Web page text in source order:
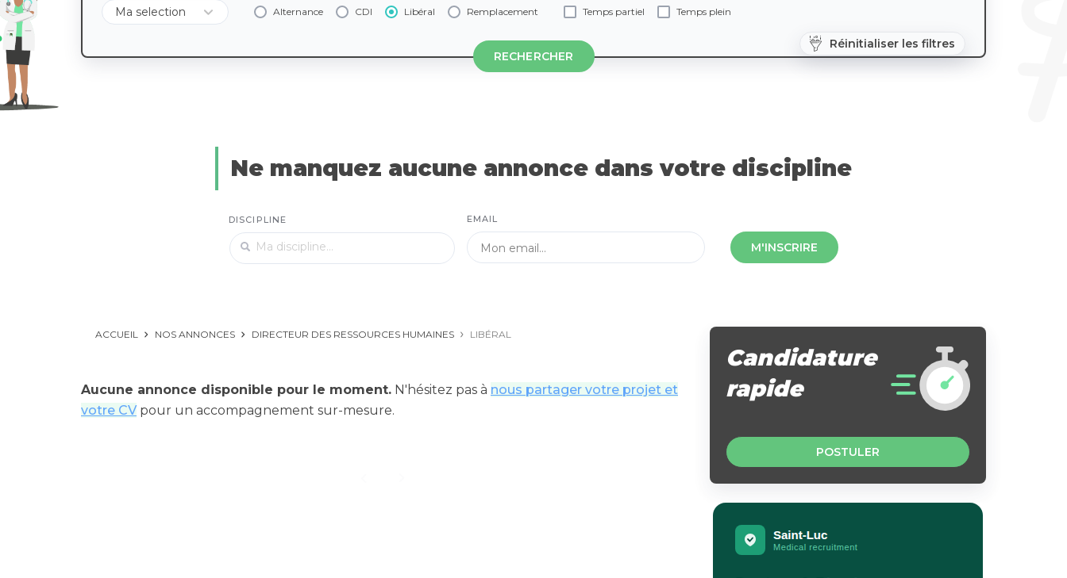
Réinitialiser les filtres
Alternance CDI Libéral Remplacement Temps partiel Temps plein
RECHERCHER
Ne manquez aucune annonce dans votre discipline
DISCIPLINE EMAIL
M'INSCRIRE
ACCUEIL NOS ANNONCES DIRECTEUR DES RESSOURCES HUMAINES LIBÉRAL
Aucune annonce disponible pour le moment. N'hésitez pas à nous partager votre projet et
votre CVpour un accompagnement sur-mesure.
Candidature
rapide
POSTULER